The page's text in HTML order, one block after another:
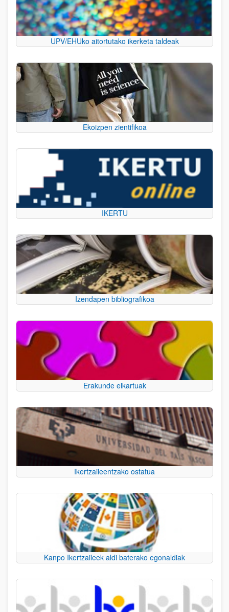
UPV/EHUko aitortutako ikerketa taldeak
Ekoizpen zientifikoa
IKERTU
Izendapen bibliografikoa
Erakunde elkartuak
Ikertzaileentzako ostatua
Kanpo Ikertzaileek aldi baterako egonaldiak